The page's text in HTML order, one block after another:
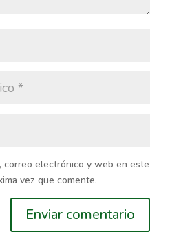
correo electrónico y web en este
vez que comente.